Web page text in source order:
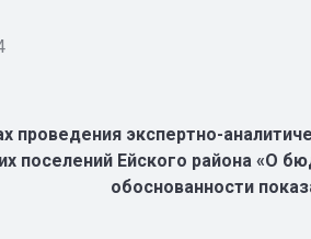
проведения экспертно-
поселений Ейского района «О
обоснованности